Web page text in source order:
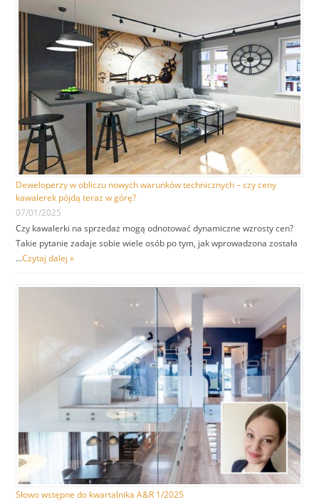
Deweloperzy w obliczu nowych warunków technicznych – czy ceny
kawalerek pójdą teraz w górę?
07/01/2025
Czy kawalerki na sprzedaż mogą odnotować dynamiczne wzrosty cen?
Takie pytanie zadaje sobie wiele osób po tym, jak wprowadzona została
…Czytaj dalej »
Słowo wstępne do kwartalnika A&R 1/2025